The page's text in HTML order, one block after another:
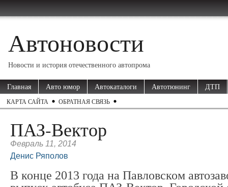
Автоновости
Новости и история отечественного автопрома
Главная Авто юмор Автокаталоги Автотюнинг ДТП
КАРТА САЙТА ОБРАТНАЯ СВЯЗЬ
ПАЗ-Вектор
Февраль 11, 2014
Денис Ряполов
В конце 2013 года на Павловском